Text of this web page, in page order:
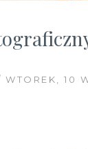
WTOREK, 10